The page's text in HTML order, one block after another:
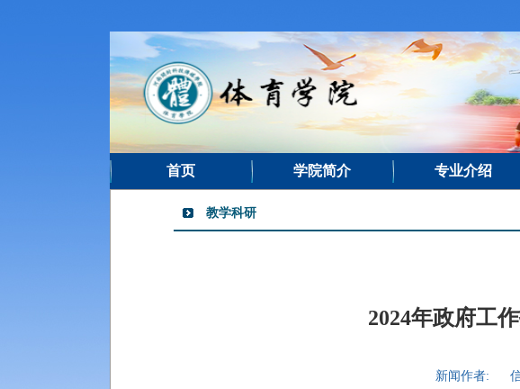
首页 学院简介 专业介绍
教学科研
2024年政府工
新闻作者: